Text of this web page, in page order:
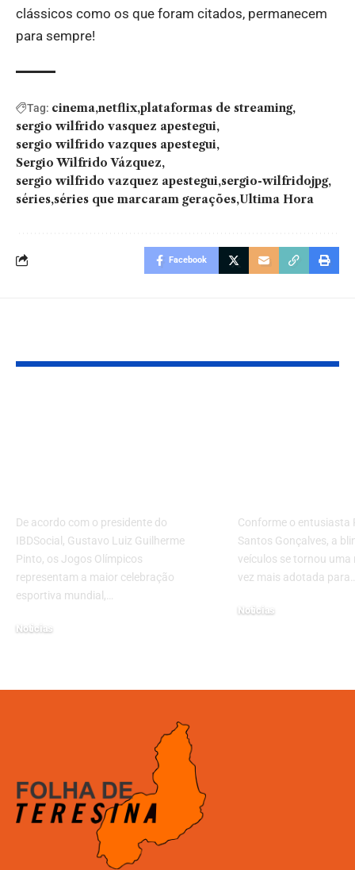
clássicos como os que foram citados, permanecem
para sempre!
Tag: cinema netflix plataformas de streaming
sergio wilfrido vasquez apestegui
sergio wilfrido vazques apestegui
Sergio Wilfrido Vázquez
sergio wilfrido vazquez apestegui sergio-wilfridojpg
séries séries que marcaram gerações Ultima Hora
Facebook
De acordo com o presidente do
IBDSocial, Gustavo Luiz Guilherme
Pinto, os Jogos Olímpicos
representam a maior celebração
esportiva mundial,…
Noticias
Conforme o entusiasta
Santos Gonçalves, a
veículos se tornou uma
vez mais adotada
Noticias